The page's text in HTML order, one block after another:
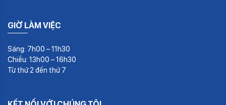
GIỜ LÀM VIỆC
Sáng: 7h00 – 11h30
Chiều: 13h00 – 16h30
Từ thứ 2 đến thứ 7